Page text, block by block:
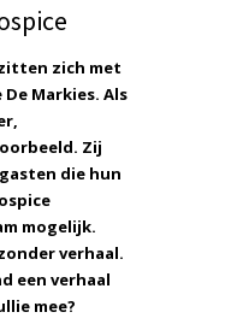
zich met
Markies. Als
Zij
die hun
mogelijk.
verhaal.
een verhaal
mee?